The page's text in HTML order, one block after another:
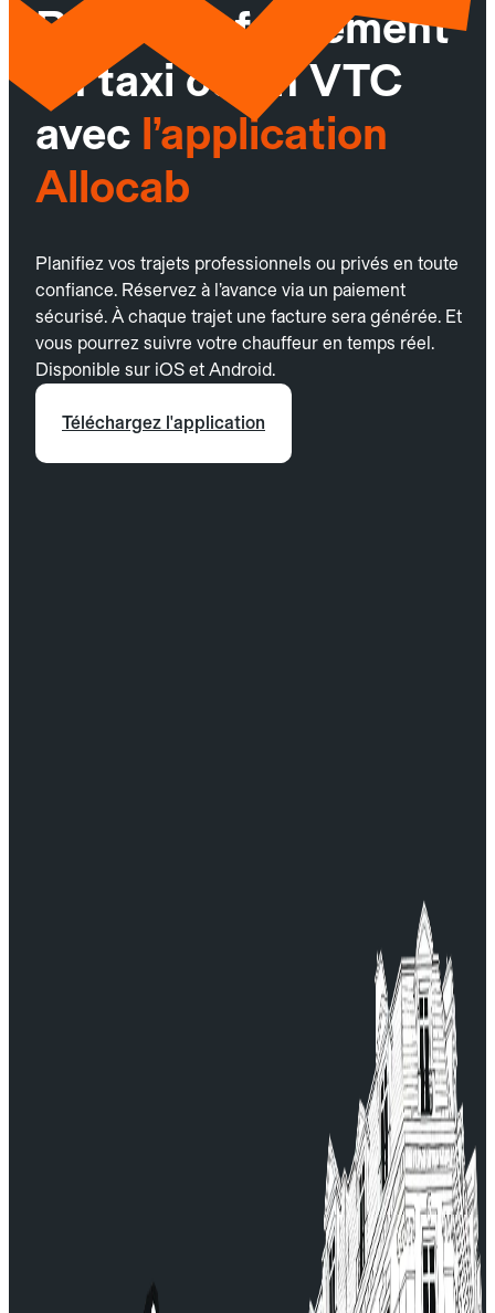
Réservez facilement
un taxi ou un VTC
avec l’application
Allocab
Planifiez vos trajets professionnels ou privés en toute
confiance. Réservez à l’avance via un paiement
sécurisé. À chaque trajet une facture sera générée. Et
vous pourrez suivre votre chauffeur en temps réel.
Disponible sur iOS et Android.
Téléchargez l'application